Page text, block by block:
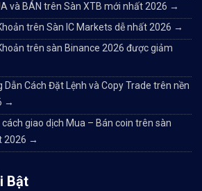
và BÁN trên Sàn XTB mới nhất 2026 →
trên Sàn IC Markets dễ nhất 2026 →
trên sàn Binance 2026 được giảm
Dẫn Cách Đặt Lệnh và Copy Trade trên nền
→
giao dịch Mua – Bán coin trên sàn
2026 →
Bật